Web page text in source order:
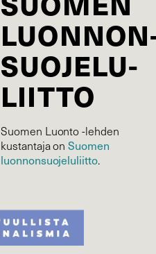
SUOJELU­
LIITTO
Suomen Luonto -lehden
kustantaja onSuomen
luonnonsuojelu­liitto.